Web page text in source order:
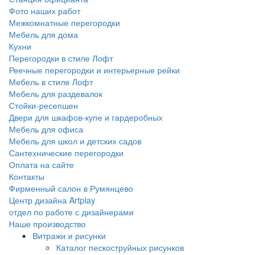
Фото наших работ
Межкомнатные перегородки
Мебель для дома
Кухни
Перегородки в стиле Лофт
Реечные перегородки и интерьерные рейки
Мебель в стиле Лофт
Мебель для раздевалок
Стойки-ресепшен
Двери для шкафов-купе и гардеробных
Мебель для офиса
Мебель для школ и детских садов
Сантехнические перегородки
Оплата на сайте
Контакты
Фирменный салон в Румянцево
Центр дизайна Artplay
отдел по работе с дизайнерами
Наше производство
Витражи и рисунки
Каталог пескоструйных рисунков